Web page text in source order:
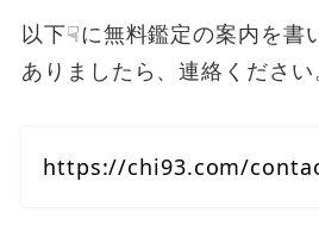
以下☟に無料鑑定の案内を書
ありましたら、連絡ください
https://chi93.com/